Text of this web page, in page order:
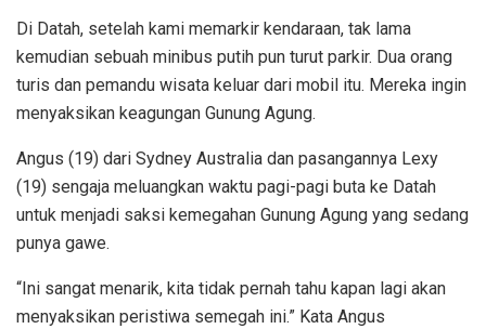
Di Datah, setelah kami memarkir kendaraan, tak lama
kemudian sebuah minibus putih pun turut parkir. Dua orang
turis dan pemandu wisata keluar dari mobil itu. Mereka ingin
menyaksikan keagungan Gunung Agung.
Angus (19) dari Sydney Australia dan pasangannya Lexy
(19) sengaja meluangkan waktu pagi-pagi buta ke Datah
untuk menjadi saksi kemegahan Gunung Agung yang sedang
punya gawe.
“Ini sangat menarik, kita tidak pernah tahu kapan lagi akan
menyaksikan peristiwa semegah ini.” Kata Angus